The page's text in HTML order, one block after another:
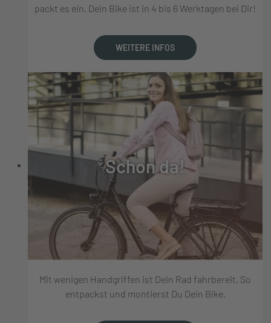
packt es ein, Dein Bike ist in 4 bis 6 Werktagen bei Dir!
WEITERE INFOS
Schon da!
Mit wenigen Handgriffen ist Dein Rad fahrbereit. So
entpackst und montierst Du Dein Bike.